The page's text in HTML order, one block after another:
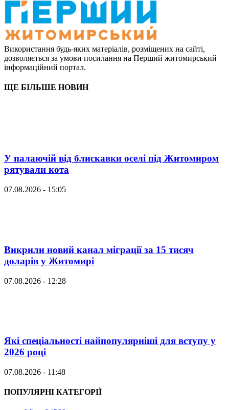
Використання будь-яких матеріалів, розміщених на сайті,
дозволяється за умови посилання на Перший житомирський
інформаційний портал.
ЩЕ БІЛЬШЕ НОВИН
У палаючій від блискавки оселі під Житомиром
рятували кота
07.08.2026 - 15:05
Викрили новий канал міграції за 15 тисяч
доларів у Житомирі
07.08.2026 - 12:28
Які спеціальності найпопулярніші для вступу у
2026 році
07.08.2026 - 11:48
ПОПУЛЯРНІ КАТЕГОРІЇ